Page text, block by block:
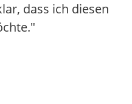
dass ich diesen